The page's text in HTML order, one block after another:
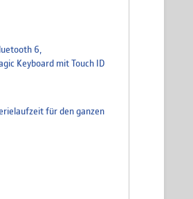
6,
Keyboard mit Touch ID
für den ganzen